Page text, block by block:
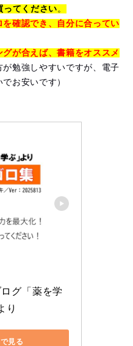
てください。
確認でき、自分に合ってい
グが合えば、書籍をオススメ
勉強しやすいですが、電子
お安いです）
グ「薬を学
り
見る